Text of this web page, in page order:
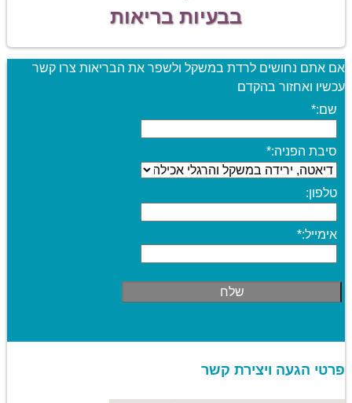
בבעיות בריאות
אם אתם נחושים לרדת במשקל ולשפר את הבריאות צרו קשר
עכשיו ואחזור בהקדם
שם:*
סיבת הפניה:*
טלפון:
אימייל:*
פרטי הגעה ויצירת קשר